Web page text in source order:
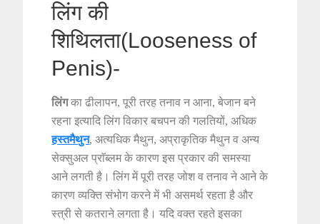
लिंग की
शिथिलता(Looseness of
Penis)-
लिंगका ढीलापन, पूरी तरह तनाव न आना, बेजान बने
रहना इत्यादि लिंग विकार बचपन की गलतियों, अधिक
हस्तमैथुन, अत्यधिक मैथुन, अप्राकृतिक मैथुन व अन्य
सेक्सुअल प्राॅब्लम के कारण इस प्रकार की समस्या
आने लगती है। लिंग में पूरी तरह जोश व तनाव ने आने के
कारण व्यक्ति संभोग करने में भी असमर्थ रहता है और
स्त्री से कतराने लगता है। यदि वक्त रहते इसका